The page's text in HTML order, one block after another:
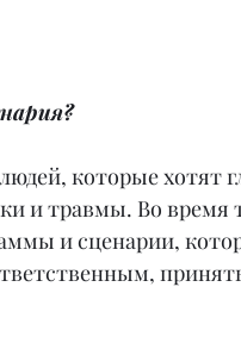
которые хотят
и травмы. Во время
и сценарии,